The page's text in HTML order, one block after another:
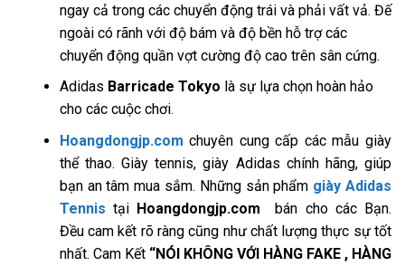
ngay cả trong các chuyển động trái và phải vất vả. Đế
ngoài có rãnh với độ bám và độ bền hỗ trợ các
chuyển động quần vợt cường độ cao trên sân cứng.
Adidas Barricade Tokyo là sự lựa chọn hoàn hảo
cho các cuộc chơi.
Hoangdongjp.com chuyên cung cấp các mẫu giày
thể thao. Giày tennis, giày Adidas chính hãng, giúp
bạn an tâm mua sắm. Những sản phẩm giày Adidas
Tennis tại Hoangdongjp.com bán cho các Bạn.
Đều cam kết rõ ràng cũng như chất lượng thực sự tốt
nhất. Cam Kết “NÓI KHÔNG VỚI HÀNG FAKE , HÀNG